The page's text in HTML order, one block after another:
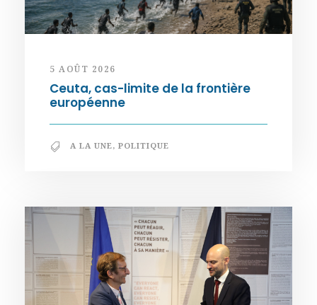
5 AOÛT 2026
Ceuta, cas-limite de la frontière
européenne
A LA UNE, POLITIQUE